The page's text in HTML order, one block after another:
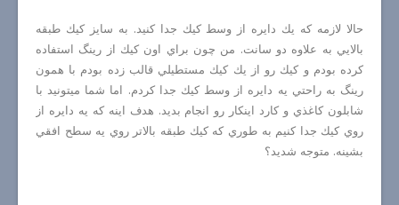
حالا لازمه كه يك دايره از وسط كيك جدا كنيد. به سايز كيك طبقه
بالايي به علاوه دو سانت. من چون براي اون كيك از رينگ استفاده
كرده بودم و كيك رو از يك كيك مستطيلي قالب زده بودم با همون
رينگ به راحتي يه دايره از وسط كيك جدا كردم. اما شما ميتونيد با
شابلون كاغذي و كارد اينكار رو انجام بديد. هدف اينه كه يه دايره از
روي كيك جدا كنيم به طوري كه كيك طبقه بالاتر روي يه سطح افقي
بشينه. متوجه شديد؟